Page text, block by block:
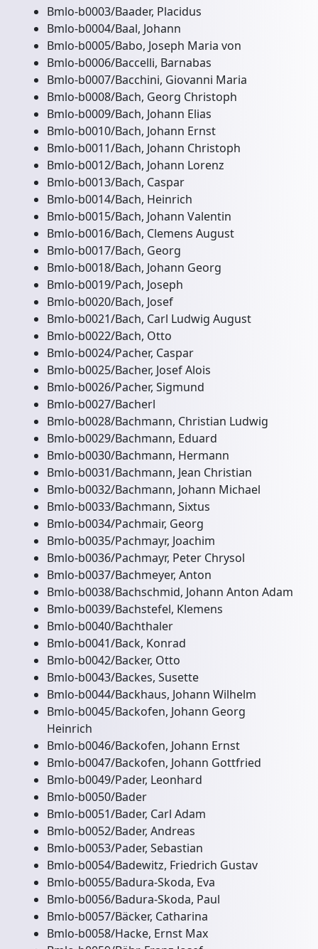
Bmlo-b0003/Baader, Placidus
Bmlo-b0004/Baal, Johann
Bmlo-b0005/Babo, Joseph Maria von
Bmlo-b0006/Baccelli, Barnabas
Bmlo-b0007/Bacchini, Giovanni Maria
Bmlo-b0008/Bach, Georg Christoph
Bmlo-b0009/Bach, Johann Elias
Bmlo-b0010/Bach, Johann Ernst
Bmlo-b0011/Bach, Johann Christoph
Bmlo-b0012/Bach, Johann Lorenz
Bmlo-b0013/Bach, Caspar
Bmlo-b0014/Bach, Heinrich
Bmlo-b0015/Bach, Johann Valentin
Bmlo-b0016/Bach, Clemens August
Bmlo-b0017/Bach, Georg
Bmlo-b0018/Bach, Johann Georg
Bmlo-b0019/Pach, Joseph
Bmlo-b0020/Bach, Josef
Bmlo-b0021/Bach, Carl Ludwig August
Bmlo-b0022/Bach, Otto
Bmlo-b0024/Pacher, Caspar
Bmlo-b0025/Bacher, Josef Alois
Bmlo-b0026/Pacher, Sigmund
Bmlo-b0027/Bacherl
Bmlo-b0028/Bachmann, Christian Ludwig
Bmlo-b0029/Bachmann, Eduard
Bmlo-b0030/Bachmann, Hermann
Bmlo-b0031/Bachmann, Jean Christian
Bmlo-b0032/Bachmann, Johann Michael
Bmlo-b0033/Bachmann, Sixtus
Bmlo-b0034/Pachmair, Georg
Bmlo-b0035/Pachmayr, Joachim
Bmlo-b0036/Pachmayr, Peter Chrysol
Bmlo-b0037/Bachmeyer, Anton
Bmlo-b0038/Bachschmid, Johann Anton Adam
Bmlo-b0039/Bachstefel, Klemens
Bmlo-b0040/Bachthaler
Bmlo-b0041/Back, Konrad
Bmlo-b0042/Backer, Otto
Bmlo-b0043/Backes, Susette
Bmlo-b0044/Backhaus, Johann Wilhelm
Bmlo-b0045/Backofen, Johann Georg
Heinrich
Bmlo-b0046/Backofen, Johann Ernst
Bmlo-b0047/Backofen, Johann Gottfried
Bmlo-b0049/Pader, Leonhard
Bmlo-b0050/Bader
Bmlo-b0051/Bader, Carl Adam
Bmlo-b0052/Bader, Andreas
Bmlo-b0053/Pader, Sebastian
Bmlo-b0054/Badewitz, Friedrich Gustav
Bmlo-b0055/Badura-Skoda, Eva
Bmlo-b0056/Badura-Skoda, Paul
Bmlo-b0057/Bäcker, Catharina
Bmlo-b0058/Hacke, Ernst Max